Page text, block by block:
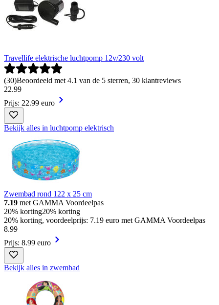
Travellife elektrische luchtpomp 12v/230 volt
(30)Beoordeeld met 4.1 van de 5 sterren, 30 klantreviews
22.99
Prijs: 22.99 euro
Bekijk alles in luchtpomp elektrisch
Zwembad rond 122 x 25 cm
7.19 met GAMMA Voordeelpas
20% korting20% korting
20% korting, voordeelprijs: 7.19 euro met GAMMA Voordeelpas
8.99
Prijs: 8.99 euro
Bekijk alles in zwembad